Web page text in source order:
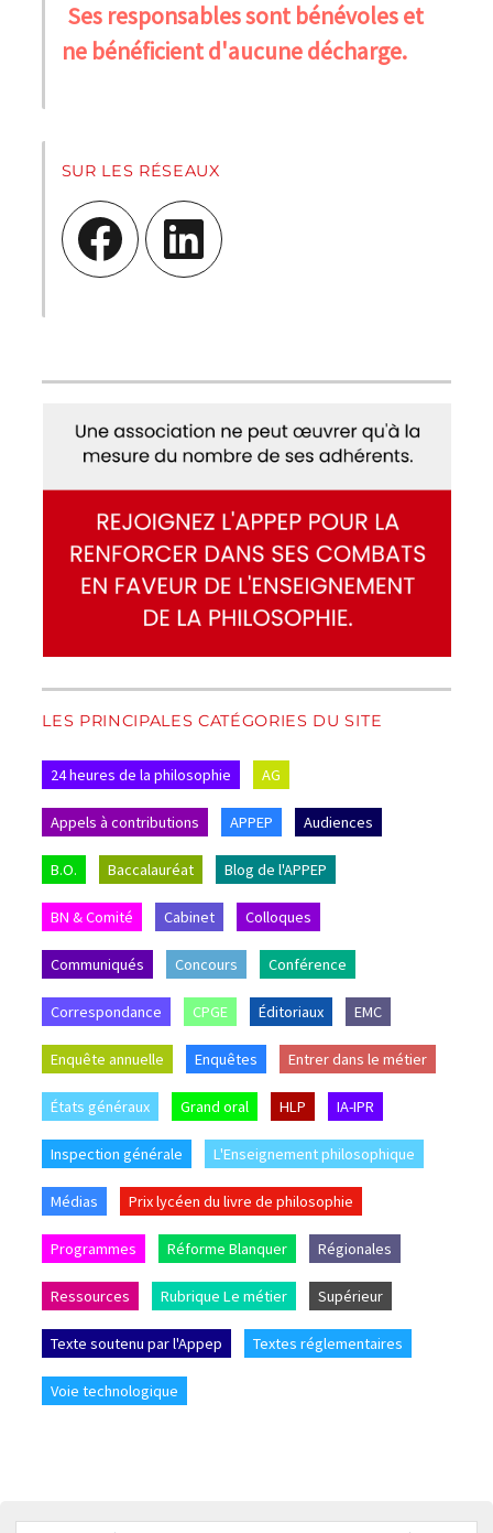
Ses responsables sont bénévoles et
ne bénéficient d'aucune décharge.
SUR LES RÉSEAUX
Facebook LinkedIn
LES PRINCIPALES CATÉGORIES DU SITE
24 heures de la philosophie AG
Appels à contributions APPEP Audiences
B.O. Baccalauréat Blog de l'APPEP
BN & Comité Cabinet Colloques
Communiqués Concours Conférence
Correspondance CPGE Éditoriaux EMC
Enquête annuelle Enquêtes Entrer dans le métier
États généraux Grand oral HLP IA-IPR
Inspection générale L'Enseignement philosophique
Médias Prix lycéen du livre de philosophie
Programmes Réforme Blanquer Régionales
Ressources Rubrique Le métier Supérieur
Texte soutenu par l'Appep Textes réglementaires
Voie technologique